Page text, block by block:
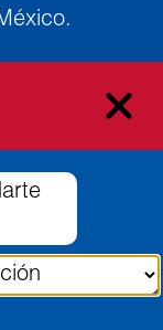
C.P. 07300,